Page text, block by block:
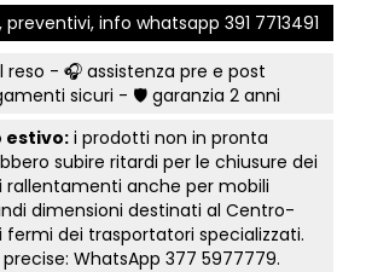
preventivi, info whatsapp 391 7713491
reso - 🎧 assistenza pre e post
sicuri - 🛡️ garanzia 2 anni
estivo:i prodotti non in pronta
subire ritardi per le chiusure dei
rallentamenti anche per mobili
dimensioni destinati al Centro-
fermi dei trasportatori specializzati.
WhatsApp 377 5977779.